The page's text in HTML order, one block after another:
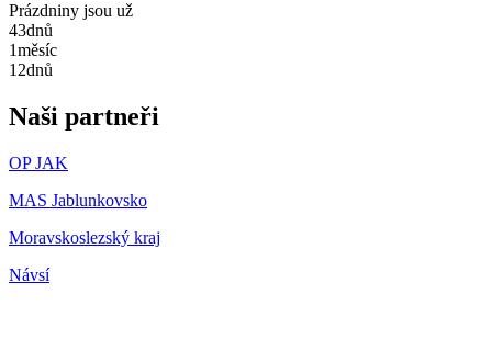
Prázdniny jsou už
43dnů
1měsíc
12dnů
Naši partneři
OP JAK
MAS Jablunkovsko
Moravskoslezský kraj
Návsí